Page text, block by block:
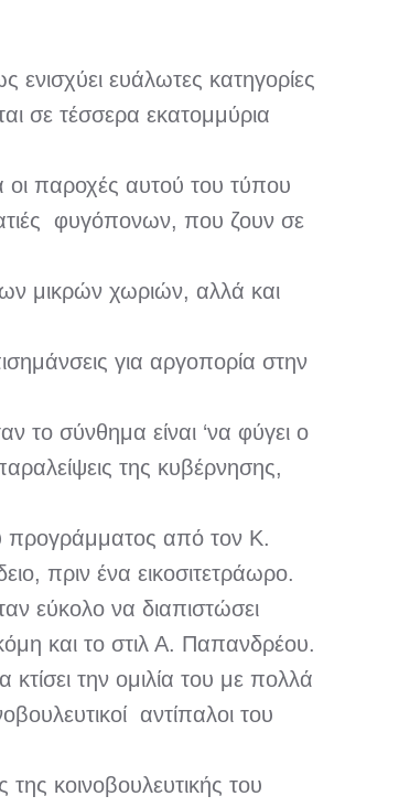
ευάλωτες κατηγορίες
σε τέσσερα εκατομμύρια
οι παροχές αυτού του τύπου
φυγόπονων, που ζουν σε
μικρών χωριών, αλλά και
για αργοπορία στην
το σύνθημα είναι ‘να φύγει ο
της κυβέρνησης,
προγράμματος από τον Κ.
πριν ένα εικοσιτετράωρο.
εύκολο να διαπιστώσει
και το στιλ Α. Παπανδρέου.
την ομιλία του με πολλά
αντίπαλοι του
κοινοβουλευτικής του